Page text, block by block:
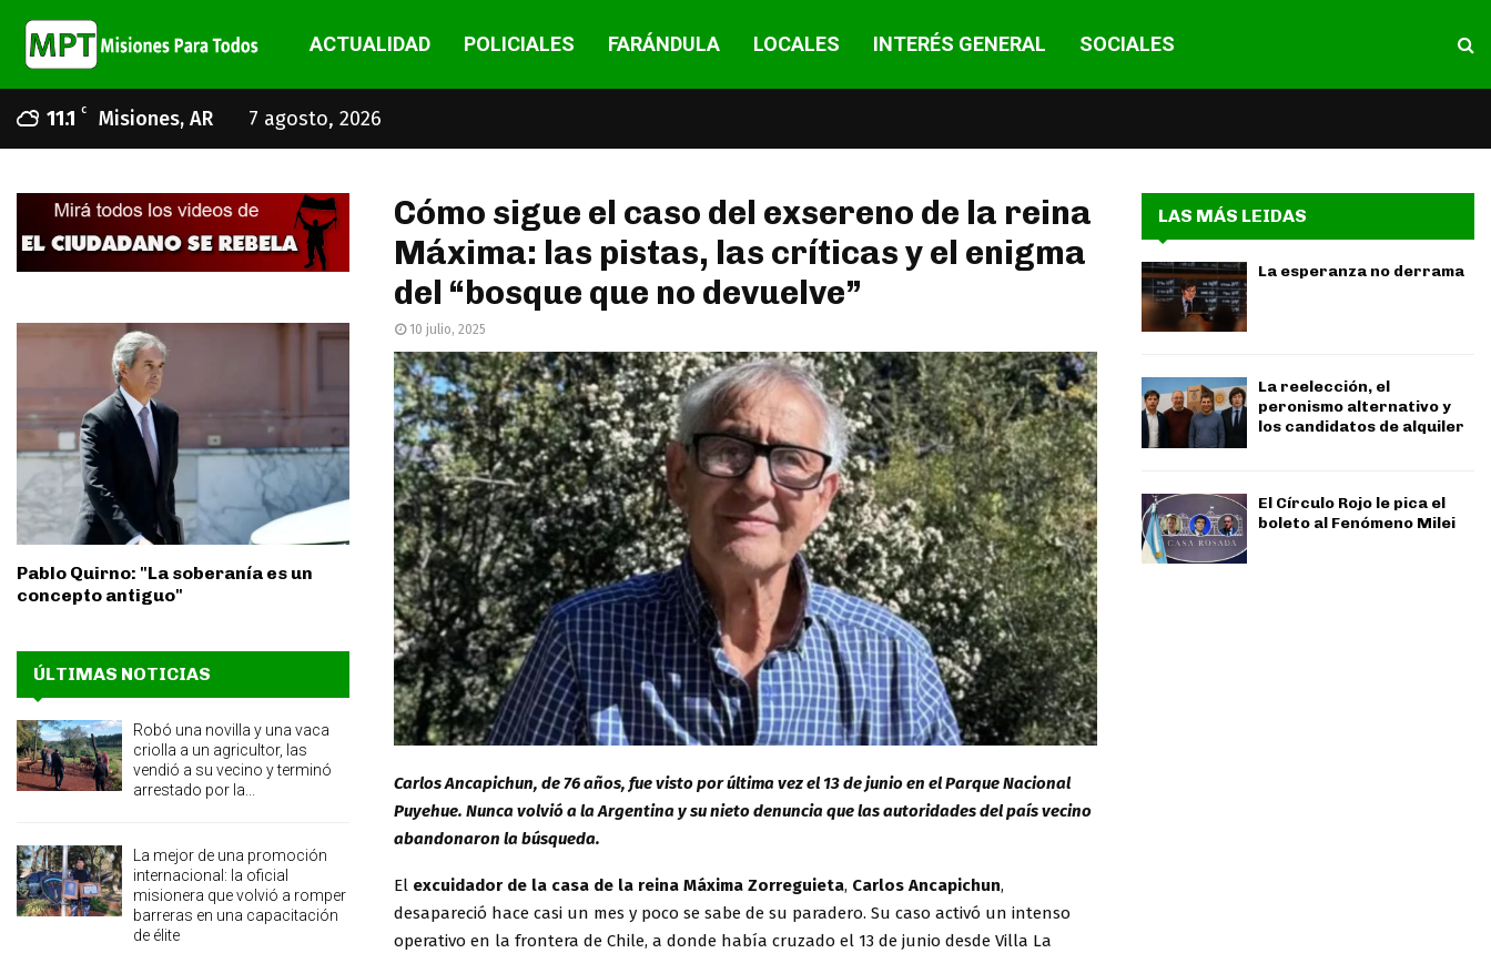
ACTUALIDAD POLICIALES FARÁNDULA LOCALES INTERÉS GENERAL SOCIALES
11.1 C Misiones, AR 7 agosto, 2026
Cómo sigue el caso del exsereno de la reina
Máxima: las pistas, las críticas y el enigma
del “bosque que no devuelve”
10 julio, 2025
Carlos Ancapichun, de 76 años, fue visto por última vez el 13 de junio en el Parque Nacional
Puyehue. Nunca volvió a la Argentina y su nieto denuncia que las autoridades del país vecino
abandonaron la búsqueda.
El excuidador de la casa de la reina Máxima Zorreguieta, Carlos Ancapichun,
desapareció hace casi un mes y poco se sabe de su paradero. Su caso activó un intenso
operativo en la frontera de Chile, a donde había cruzado el 13 de junio desde Villa La
Pablo Quirno: "La soberanía es un
concepto antiguo"
ÚLTIMAS NOTICIAS
Robó una novilla y una vaca
criolla a un agricultor, las
vendió a su vecino y terminó
arrestado por la...
La mejor de una promoción
internacional: la oficial
misionera que volvió a romper
barreras en una capacitación
de élite
LAS MÁS LEIDAS
La esperanza no derrama
La reelección, el
peronismo alternativo y
los candidatos de alquiler
El Círculo Rojo le pica el
boleto al Fenómeno Milei